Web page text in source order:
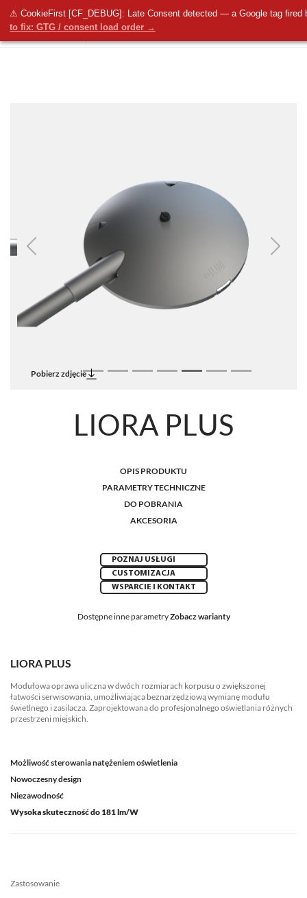
⚠ CookieFirst [CF_DEBUG]: Late Consent detected — a Google tag fired
to fix: GTG / consent load order →
Previous Next
Pobierz zdjęcie
LIORA PLUS
OPIS PRODUKTU
PARAMETRY TECHNICZNE
DO POBRANIA
AKCESORIA
POZNAJ USŁUGI
CUSTOMIZACJA
WSPARCIE I KONTAKT
Dostępne inne parametryZobacz warianty
LIORA PLUS
Modułowa oprawa uliczna w dwóch rozmiarach korpusu o zwiększonej
łatwości serwisowania, umożliwiająca beznarzędziową wymianę modułu
świetlnego i zasilacza. Zaprojektowana do profesjonalnego oświetlania różnych
przestrzeni miejskich.
Możliwość sterowania natężeniem oświetlenia
Nowoczesny design
Niezawodność
Wysoka skuteczność do 181 lm/W
Zastosowanie